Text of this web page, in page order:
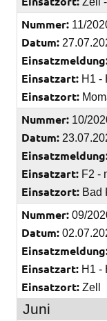
Nummer: 11/
Datum:
Einsatzart: H1 -
Einsatzort:
Nummer: 10/
Datum:
Einsatzart: F2 -
Einsatzort: Bad
Nummer: 09/
Datum:
Einsatzart: H1 -
Einsatzort: Zell
Juni